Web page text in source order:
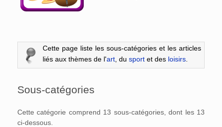
Cette page liste les sous-catégories et les articles
liés aux thèmes de l'art, du sportet des loisirs.
Sous-catégories
Cette catégorie comprend 13 sous-catégories, dont les 13
ci-dessous.